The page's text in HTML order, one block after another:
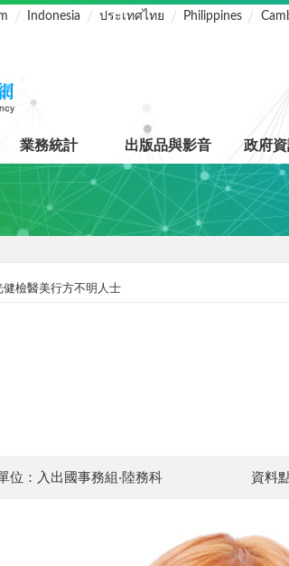
Indonesia ประเทศไทย Philippines
業務統計 出版品與影音 政府
健檢醫美行方不明人士
位：入出國事務組‧陸務科 資料